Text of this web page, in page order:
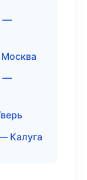
—
—
Калуга